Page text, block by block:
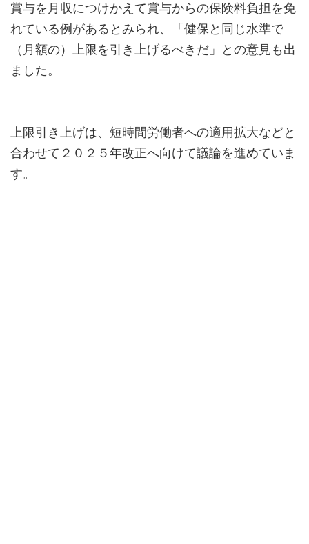
賞与を月収につけかえて賞与からの保険料負担を免
れている例があるとみられ、「健保と同じ水準で
（月額の）上限を引き上げるべきだ」との意見も出
ました。
上限引き上げは、短時間労働者への適用拡大などと
合わせて２０２５年改正へ向けて議論を進めていま
す。